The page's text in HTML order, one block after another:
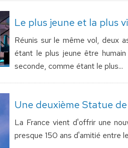
Le plus jeune et la plus
Réunis sur le même vol, deux
étant le plus jeune être
seconde, comme étant le plus...
Une deuxième Statue
La France vient d'offrir une
presque 150 ans d'amitié entre